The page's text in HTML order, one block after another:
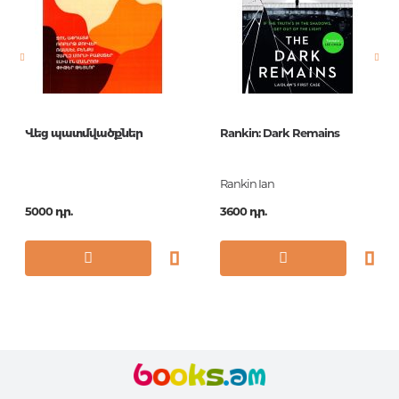
П
Հրատ. տարեթիվ 2016
978-5-9614-5854-1
Վեց պատմվածքներ
5000 դր.
Rankin: Dark Remains
Rankin Ian
3600 դր.